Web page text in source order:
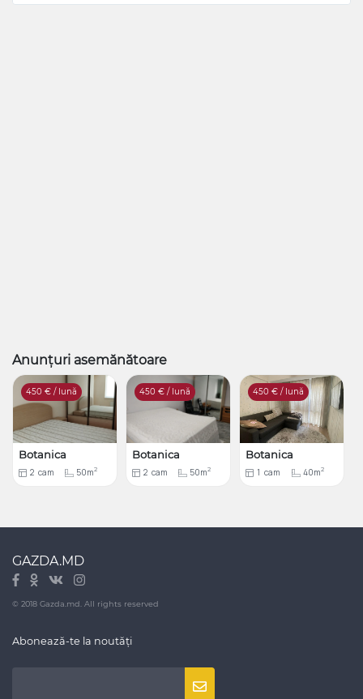
Anunțuri asemănătoare
450 € / lună
Botanica
2 cam 50m2
450 € / lună
Botanica
2 cam 50m2
450 € / lună
Botanica
1 cam 40m2
GAZDA.MD
© 2018 Gazda.md. All rights reserved
Abonează-te la noutăți